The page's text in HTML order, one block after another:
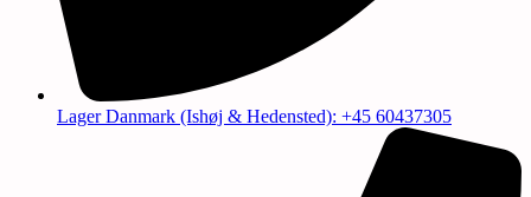
Lager Danmark (Ishøj & Hedensted): +45 60437305